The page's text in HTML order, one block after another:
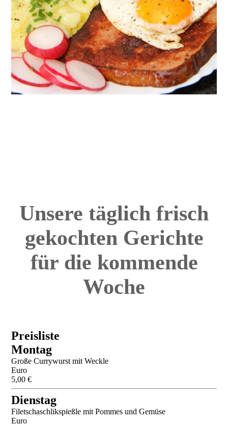
Unsere täglich frisch
gekochten Gerichte
für die kommende
Woche
Preisliste
Montag
Große Currywurst mit Weckle
Euro
5,00 €
Dienstag
Filetschaschlikspießle mit Pommes und Gemüse
Euro